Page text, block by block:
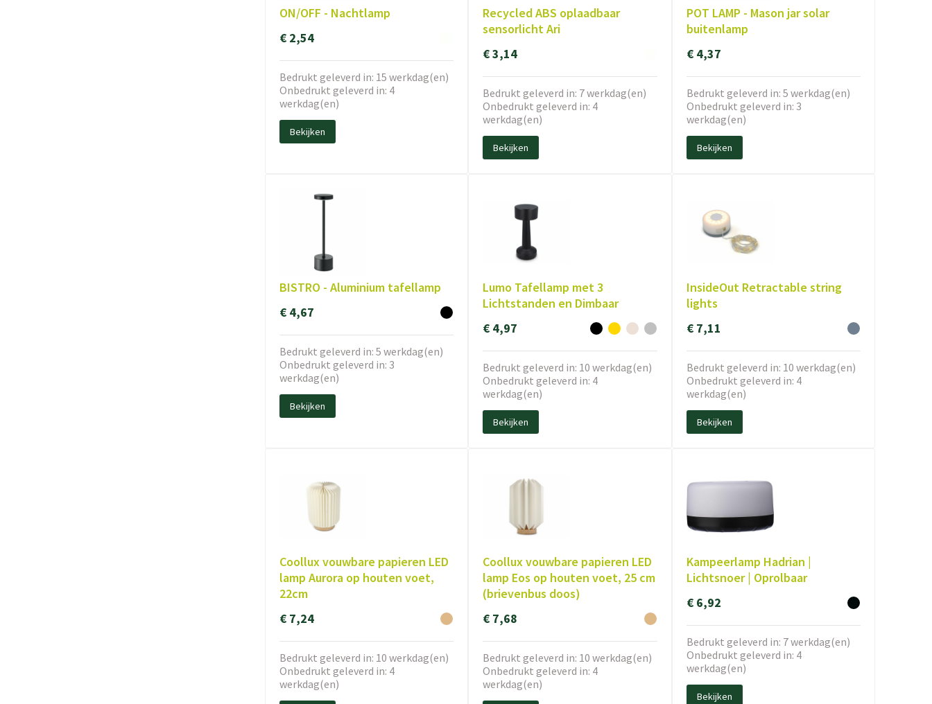
ON/OFF - Nachtlamp
€ 2,54
Bedrukt geleverd in: 15 werkdag(en)
Onbedrukt geleverd in: 4
werkdag(en)
Bekijken
Recycled ABS oplaadbaar
sensorlicht Ari
€ 3,14
Bedrukt geleverd in: 7 werkdag(en)
Onbedrukt geleverd in: 4
werkdag(en)
Bekijken
POT LAMP - Mason jar solar
buitenlamp
€ 4,37
Bedrukt geleverd in: 5 werkdag(en)
Onbedrukt geleverd in: 3
werkdag(en)
Bekijken
BISTRO - Aluminium tafellamp
€ 4,67
Bedrukt geleverd in: 5 werkdag(en)
Onbedrukt geleverd in: 3
werkdag(en)
Bekijken
Lumo Tafellamp met 3
Lichtstanden en Dimbaar
€ 4,97
Bedrukt geleverd in: 10 werkdag(en)
Onbedrukt geleverd in: 4
werkdag(en)
Bekijken
InsideOut Retractable string
lights
€ 7,11
Bedrukt geleverd in: 10 werkdag(en)
Onbedrukt geleverd in: 4
werkdag(en)
Bekijken
Coollux vouwbare papieren LED
lamp Aurora op houten voet,
22cm
€ 7,24
Bedrukt geleverd in: 10 werkdag(en)
Onbedrukt geleverd in: 4
werkdag(en)
Coollux vouwbare papieren LED
lamp Eos op houten voet, 25 cm
(brievenbus doos)
€ 7,68
Bedrukt geleverd in: 10 werkdag(en)
Onbedrukt geleverd in: 4
werkdag(en)
Kampeerlamp Hadrian |
Lichtsnoer | Oprolbaar
€ 6,92
Bedrukt geleverd in: 7 werkdag(en)
Onbedrukt geleverd in: 4
werkdag(en)
Bekijken